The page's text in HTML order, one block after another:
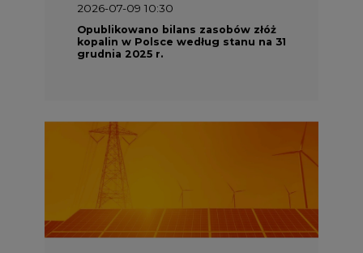
2026-07-09 10:30
Opublikowano bilans zasobów złóż
kopalin w Polsce według stanu na 31
grudnia 2025 r.